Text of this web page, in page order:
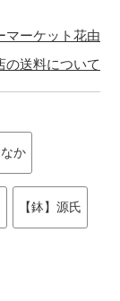
マーケット花由
の送料について
なか
【鉢】源氏